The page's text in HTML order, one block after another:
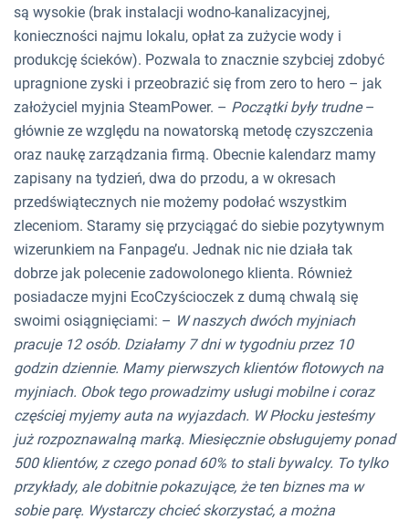
są wysokie (brak instalacji wodno-kanalizacyjnej,
konieczności najmu lokalu, opłat za zużycie wody i
produkcję ścieków). Pozwala to znacznie szybciej zdobyć
upragnione zyski i przeobrazić się from zero to hero – jak
założyciel myjnia SteamPower. – Początki były trudne–
głównie ze względu na nowatorską metodę czyszczenia
oraz naukę zarządzania firmą. Obecnie kalendarz mamy
zapisany na tydzień, dwa do przodu, a w okresach
przedświątecznych nie możemy podołać wszystkim
zleceniom. Staramy się przyciągać do siebie pozytywnym
wizerunkiem na Fanpage’u. Jednak nic nie działa tak
dobrze jak polecenie zadowolonego klienta. Również
posiadacze myjni EcoCzyścioczek z dumą chwalą się
swoimi osiągnięciami: – W naszych dwóch myjniach
pracuje 12 osób. Działamy 7 dni w tygodniu przez 10
godzin dziennie. Mamy pierwszych klientów flotowych na
myjniach. Obok tego prowadzimy usługi mobilne i coraz
częściej myjemy auta na wyjazdach. W Płocku jesteśmy
już rozpoznawalną marką. Miesięcznie obsługujemy ponad
500 klientów, z czego ponad 60% to stali bywalcy. To tylko
przykłady, ale dobitnie pokazujące, że ten biznes ma w
sobie parę. Wystarczy chcieć skorzystać, a można